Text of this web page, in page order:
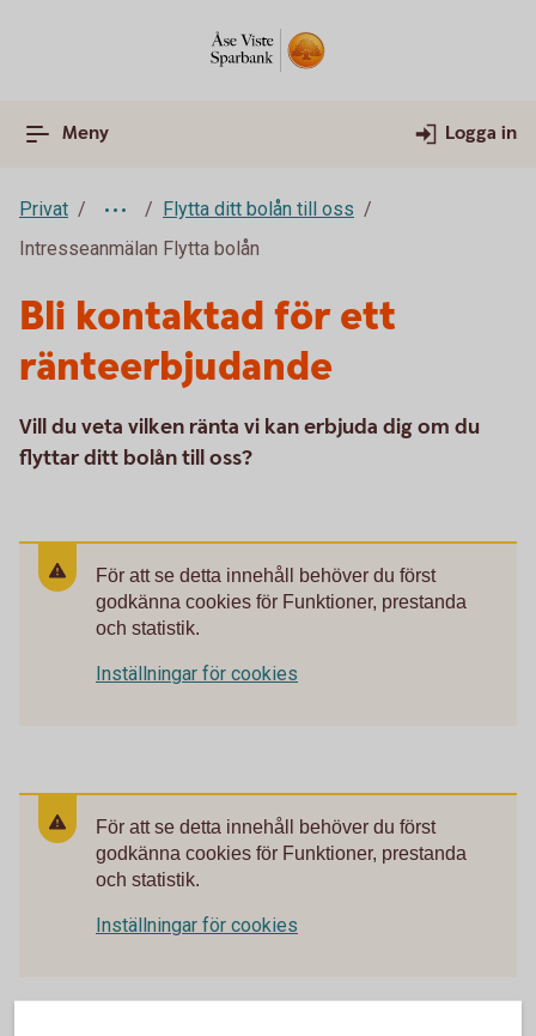
Meny Logga in
Privat
Flytta ditt bolån till oss
Intresseanmälan Flytta bolån
Bli kontaktad för ett
ränteerbjudande
Vill du veta vilken ränta vi kan erbjuda dig om du
flyttar ditt bolån till oss?
För att se detta innehåll behöver du först
godkänna cookies för Funktioner, prestanda
och statistik.
Inställningar för cookies
För att se detta innehåll behöver du först
godkänna cookies för Funktioner, prestanda
och statistik.
Inställningar för cookies